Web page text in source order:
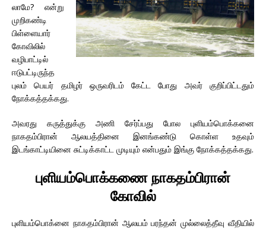
லாமே? என்று
முறிகண்டி
பிள்ளையார்
கோவிலில்
வழிபாட்டில்
ஈடுபட்டிருந்த
புலம் பெயர் தமிழர் ஒருவரிடம் கேட்ட போது அவர் குறிப்பிட்டதும்
நோக்கத்தக்கது.
அவரது கருத்துக்கு அணி சேர்ப்பது போல புளியம்பொக்கனை
நாகதம்பிரான் ஆலயத்தினை இனங்கண்டு கொள்ள உதவும்
இடங்காட்டியினை சுட்டிக்காட்ட முடியும் என்பதும் இங்கு நோக்கத்தக்கது.
புளியம்பொக்கணை நாகதம்பிரான்
கோவில்
புளியம்பொக்னை நாகதம்பிரான் ஆலயம் பரந்தன் முல்லைத்தீவு வீதியில்